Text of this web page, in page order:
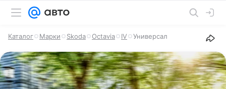
Каталог Марки Skoda Octavia IV Универсал